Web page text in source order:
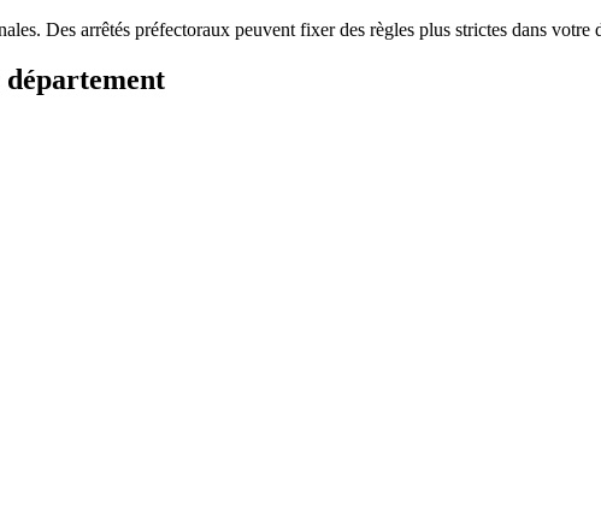
Des arrêtés préfectoraux peuvent fixer des règles plus strictes dans votre